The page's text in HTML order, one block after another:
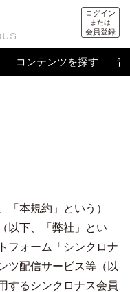
ログイン
または
会員登録
コンテンツを探す 音
「本規約」という）
以下、「弊社」とい
フォーム「シンクロナ
ツ配信サービス等（以
するシンクロナス会員